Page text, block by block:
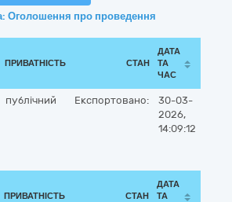
Оголошення про проведення
ПРИВАТНІСТЬ СТАН
ДАТА
ТА
ЧАС
публічний Експортовано:
30-03-
2026,
14:09:12
ПРИВАТНІСТЬ СТАН
ДАТА
ТА